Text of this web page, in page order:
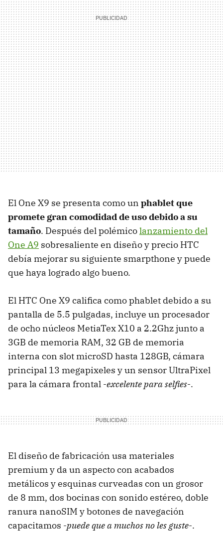
El One X9 se presenta como un phablet que
promete gran comodidad de uso debido a su
tamaño. Después del polémicolanzamiento del
One A9 sobresaliente en diseño y precio HTC
debía mejorar su siguiente smarpthone y puede
que haya logrado algo bueno.
El HTC One X9 califica como phablet debido a su
pantalla de 5.5 pulgadas, incluye un procesador
de ocho núcleos MetiaTex X10 a 2.2Ghz junto a
3GB de memoria RAM, 32 GB de memoria
interna con slot microSD hasta 128GB, cámara
principal 13 megapixeles y un sensor UltraPixel
para la cámara frontal -excelente para selfies-.
El diseño de fabricación usa materiales
premium y da un aspecto con acabados
metálicos y esquinas curveadas con un grosor
de 8 mm, dos bocinas con sonido estéreo, doble
ranura nanoSIM y botones de navegación
capacitamos -puede que a muchos no les guste-.